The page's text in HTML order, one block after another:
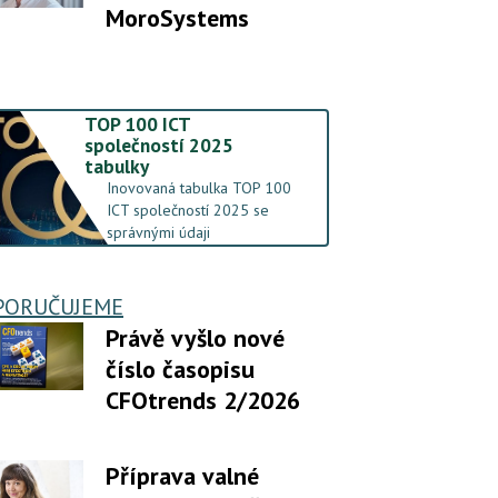
MoroSystems
TOP 100 ICT
společností 2025
tabulky
Inovovaná tabulka TOP 100
ICT společností 2025 se
správnými údaji
Právě vyšlo nové
číslo časopisu
CFOtrends 2/2026
Příprava valné